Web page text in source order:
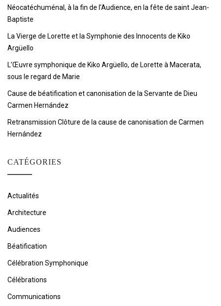
Néocatéchuménal, à la fin de l’Audience, en la fête de saint Jean-
Baptiste
La Vierge de Lorette et la Symphonie des Innocents de Kiko
Argüello
L’Œuvre symphonique de Kiko Argüello, de Lorette à Macerata,
sous le regard de Marie
Cause de béatification et canonisation de la Servante de Dieu
Carmen Hernández
Retransmission Clôture de la cause de canonisation de Carmen
Hernández
CATÉGORIES
Actualités
Architecture
Audiences
Béatification
Célébration Symphonique
Célébrations
Communications